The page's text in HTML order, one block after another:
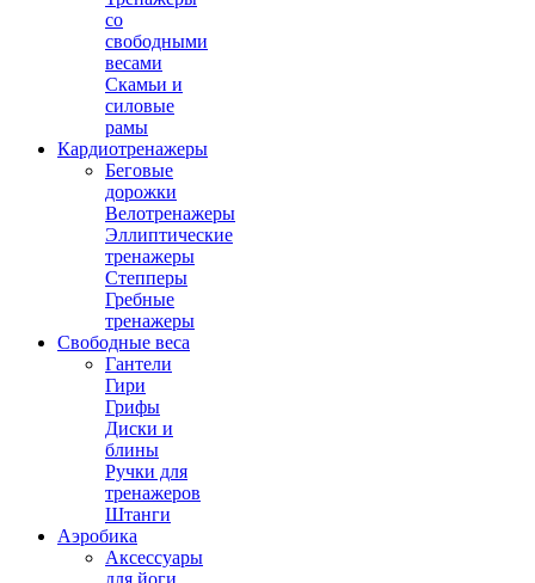
со
свободными
весами
Скамьи и
силовые
рамы
Кардиотренажеры
Беговые
дорожки
Велотренажеры
Эллиптические
тренажеры
Степперы
Гребные
тренажеры
Свободные веса
Гантели
Гири
Грифы
Диски и
блины
Ручки для
тренажеров
Штанги
Аэробика
Аксессуары
для йоги